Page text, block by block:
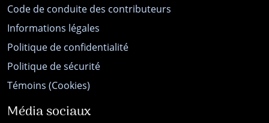
Code de conduite des contributeurs
Informations légales
Politique de confidentialité
Politique de sécurité
Témoins (Cookies)
Média sociaux